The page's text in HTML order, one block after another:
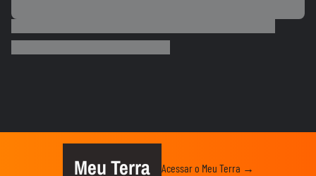
9
Banda Forró da Gota canta 'Linha 3' no
Terraiá
Lixo" no Terraiá
Meu Terra Acessar o Meu Terra →